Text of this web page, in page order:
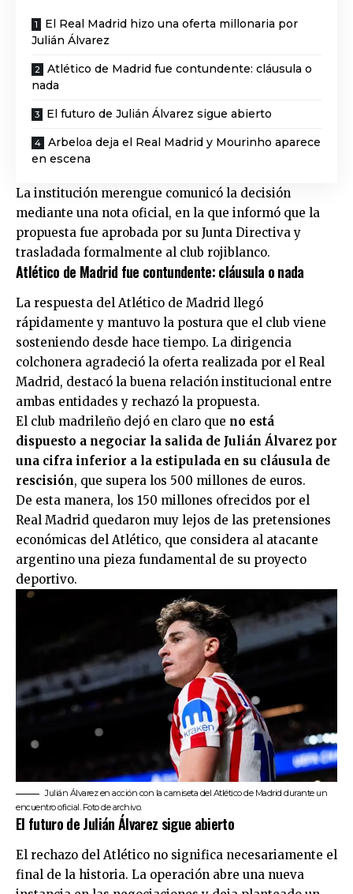
El Real Madrid hizo una oferta millonaria por
Julián Álvarez
Atlético de Madrid fue contundente: cláusula o
nada
El futuro de Julián Álvarez sigue abierto
Arbeloa deja el Real Madrid y Mourinho aparece
en escena
La institución merengue comunicó la decisión
mediante una nota oficial, en la que informó que la
propuesta fue aprobada por su Junta Directiva y
trasladada formalmente al club rojiblanco.
Atlético de Madrid fue contundente: cláusula o nada
La respuesta del Atlético de Madrid llegó
rápidamente y mantuvo la postura que el club viene
sosteniendo desde hace tiempo. La dirigencia
colchonera agradeció la oferta realizada por el Real
Madrid, destacó la buena relación institucional entre
ambas entidades y rechazó la propuesta.
El club madrileño dejó en claro que no está
dispuesto a negociar la salida de Julián Álvarez por
una cifra inferior a la estipulada en su cláusula de
rescisión, que supera los 500 millones de euros.
De esta manera, los 150 millones ofrecidos por el
Real Madrid quedaron muy lejos de las pretensiones
económicas del Atlético, que considera al atacante
argentino una pieza fundamental de su proyecto
deportivo.
Julián Álvarez en acción con la camiseta del Atlético de Madrid durante un
encuentro oficial. Foto de archivo.
El futuro de Julián Álvarez sigue abierto
El rechazo del Atlético no significa necesariamente el
final de la historia. La operación abre una nueva